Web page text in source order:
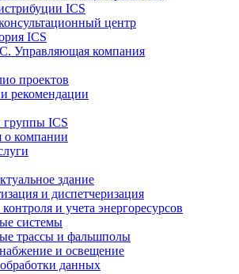
ICS
центр
ICS
Управляющая компания
проектов
рекомендации
группы ICS
о компании
здание
и диспетчеризация
и учета энергоресурсов
системы
трассы и фальшполы
и освещение
данных